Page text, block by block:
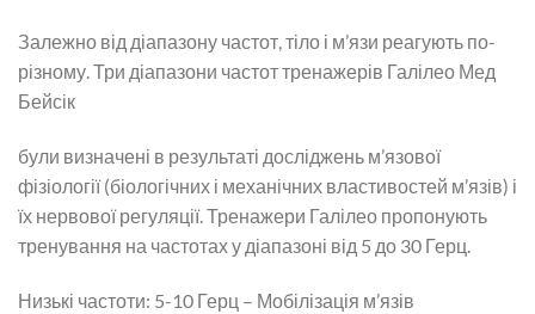
Залежно від діапазону частот, тіло і м’язи реагують по-
різному. Три діапазони частот тренажерів Галілео Мед
Бейсік
були визначені в результаті досліджень м’язової
фізіології (біологічних і механічних властивостей м’язів) і
їх нервової регуляції. Тренажери Галілео пропонують
тренування на частотах у діапазоні від 5 до 30 Герц.
Низькі частоти: 5-10 Герц – Мобілізація м’язів